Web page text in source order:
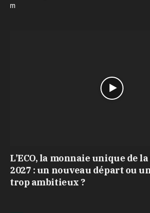
m
L’ECO, la monnaie unique de la
2027 : un nouveau départ ou
trop ambitieux ?